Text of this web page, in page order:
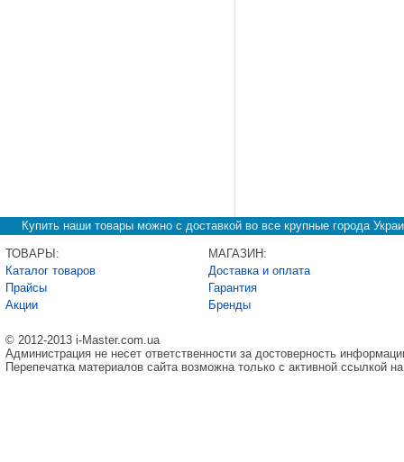
Купить наши товары можно с доставкой во все крупные города
ТОВАРЫ:
Каталог товаров
Прайсы
Акции
МАГАЗИН:
Доставка и оплата
Гарантия
Бренды
© 2012-2013 i-Master.com.ua
Администрация не несет ответственности за достоверность
Перепечатка материалов сайта возможна только с активной ссылкой